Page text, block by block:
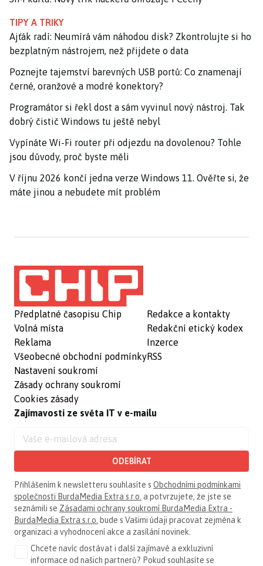
TIPY A TRIKY
Ajťák radí: Neumírá vám náhodou disk? Zkontrolujte si ho
bezplatným nástrojem, než přijdete o data
Poznejte tajemství barevných USB portů: Co znamenají
černé, oranžové a modré konektory?
Programátor si řekl dost a sám vyvinul nový nástroj. Tak
dobrý čistič Windows tu ještě nebyl
Vypínáte Wi-Fi router při odjezdu na dovolenou? Tohle
jsou důvody, proč byste měli
V říjnu 2026 končí jedna verze Windows 11. Ověřte si, že
máte jinou a nebudete mít problém
Předplatné časopisu Chip
Volná místa
Reklama
Všeobecné obchodní podmínky
Nastavení soukromí
Zásady ochrany soukromí
Cookies zásady
Redakce a kontakty
Redakční etický kodex
Inzerce
RSS
Zajímavosti ze světa IT v e-mailu
ODEBÍRAT
Přihlášením k newsletteru souhlasíte s Obchodními podmínkami
společnosti BurdaMedia Extra s.r.o. a potvrzujete, že jste se
seznámili se Zásadami ochrany soukromí BurdaMedia Extra -
BurdaMedia Extra s.r.o. bude s Vašimi údaji pracovat zejména k
organizaci a vyhodnocení akce a zasílání novinek.
Chcete navíc dostávat i další zajímavé a exkluzivní
informace od našich partnerů? Pokud souhlasíte se